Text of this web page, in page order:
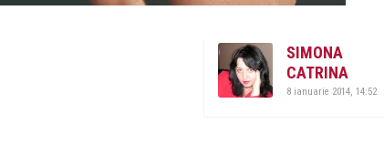
SIMONA
CATRINA
8 ianuarie 2014, 14:52